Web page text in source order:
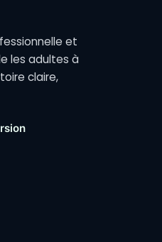
et
les adultes à
claire,